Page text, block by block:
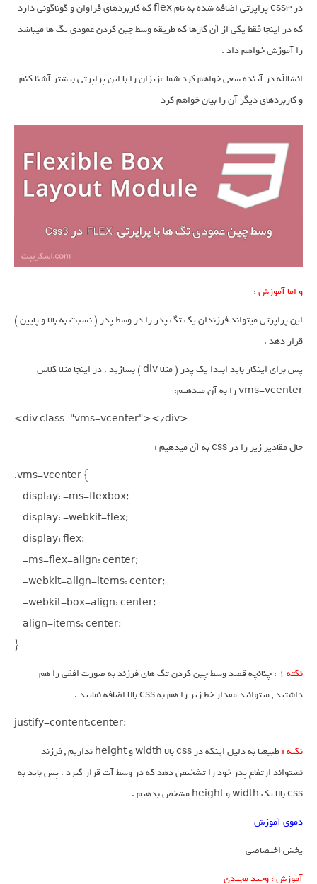
در css3 پراپرتی اضافه شده به نام flex که کاربردهای فراوان و گوناگونی دارد
که در اینجا فقط یکی از آن کارها که طریقه وسط چین کردن عمودی تگ ها میباشد
را آموزش خواهم داد .
انشالله در آینده سعی خواهم کرد شما عزیزان را با این پراپرتی بیشتر آشنا کنم
و کاربردهای دیگر آن را بیان خواهم کرد
و اما آموزش :
این پراپرتی میتواند فرزندان یک تگ پدر را در وسط پدر ( نسبت به بالا و پایین )
قرار دهد .
پس برای اینکار باید ابتدا یک پدر ( مثلا div ) بسازید . در اینجا مثلا کلاس
vms-vcenter را به آن میدهیم:
<div class="vms-vcenter"></div>
حال مقادیر زیر را در css به آن میدهیم :
.vms-vcenter {
    display: -ms-flexbox;
    display: -webkit-flex;
    display: flex;
    -ms-flex-align: center;
    -webkit-align-items: center;
    -webkit-box-align: center;
    align-items: center;
}
نکته 1 :
چنانچه قصد وسط چین کردن تگ های فرزند به صورت افقی را هم
داشتید , میتوانید مقدار خط زیر را هم به css بالا اضافه نمایید .
justify-content:center;
نکته :
طبیعتا به دلیل اینکه در css بالا width و height نداریم , فرزند
نمیتواند ارتفاع پدر خود را تشخیص دهد که در وسط آت قرار گیرد . پس باید به
css بالا یک width و height مشخص بدهیم .
دموی آموزش
پخش اختصاصی
آموزش : وحید مجیدی